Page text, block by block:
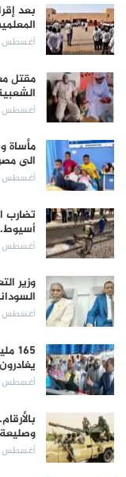
بعد
أغسطس 9, 2026
مقتل
أغسطس 9, 2026
مأساة
الى
أغسطس 9, 2026
تضارب
أغسطس 9, 2026
وزير
أغسطس 8, 2026
أغسطس 8, 2026
وصليعة
أغسطس 8, 2026